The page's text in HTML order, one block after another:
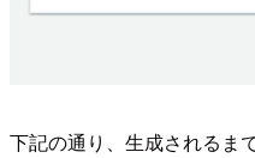
下記の通り、生成されるま